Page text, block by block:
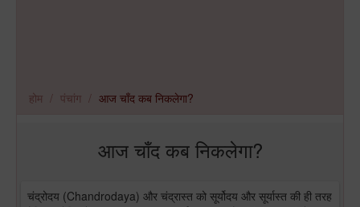
होम पंचांग आज चाँद कब निकलेगा?
आज चाँद कब निकलेगा?
चंद्रोदय (Chandrodaya) और चंद्रास्त को सूर्योदय और सूर्यास्त की ही तरह